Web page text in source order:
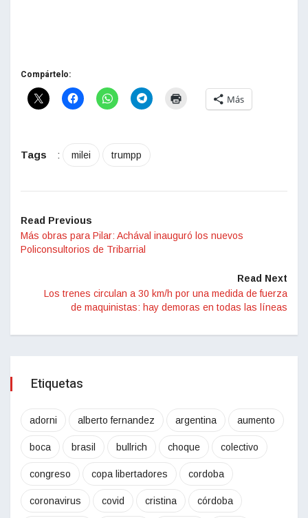
Compártelo:
Más
Tags : milei trumpp
Read Previous
Más obras para Pilar: Achával inauguró los nuevos
Policonsultorios de Tribarrial
Read Next
Los trenes circulan a 30 km/h por una medida de fuerza
de maquinistas: hay demoras en todas las líneas
Etiquetas
adorni alberto fernandez argentina aumento
boca brasil bullrich choque colectivo
congreso copa libertadores cordoba
coronavirus covid cristina córdoba